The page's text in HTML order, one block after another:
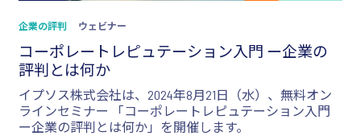
企業の評判 ウェビナー
コーポレートレピュテーション入門 ー企業の
評判とは何か
イプソス株式会社は、2024年8月21日（水）、無料オン
ラインセミナー 「コーポレートレピュテーション入門
ー企業の評判とは何か」を開催します。